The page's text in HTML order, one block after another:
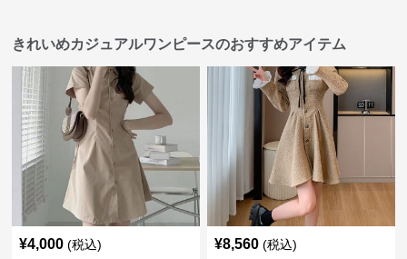
きれいめカジュアルワンピースのおすすめアイテム
¥4,000 (税込) ¥8,560 (税込)